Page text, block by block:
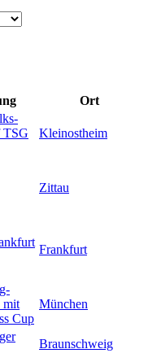
Ort
TSG
Kleinostheim
Zittau
Frankfurt
mit
Cup
München
Braunschweig